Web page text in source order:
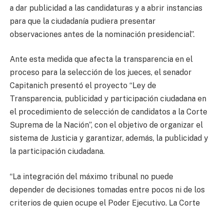
a dar publicidad a las candidaturas y a abrir instancias
para que la ciudadanía pudiera presentar
observaciones antes de la nominación presidencial”.
Ante esta medida que afecta la transparencia en el
proceso para la selección de los jueces, el senador
Capitanich presentó el proyecto “Ley de
Transparencia, publicidad y participación ciudadana en
el procedimiento de selección de candidatos a la Corte
Suprema de la Nación”, con el objetivo de organizar el
sistema de Justicia y garantizar, además, la publicidad y
la participación ciudadana.
“La integración del máximo tribunal no puede
depender de decisiones tomadas entre pocos ni de los
criterios de quien ocupe el Poder Ejecutivo. La Corte